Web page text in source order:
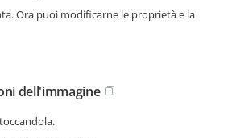
Ora puoi modificarne le proprietà e la
dell'immagine